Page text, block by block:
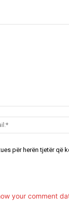
për herën tjetër që
your comment